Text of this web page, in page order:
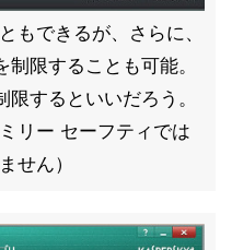
もできるが、さらに、
限することも可能。
するといいだろう。
リー セーフティでは
せん）